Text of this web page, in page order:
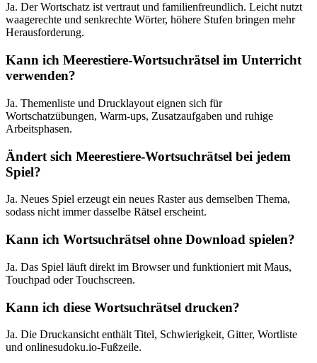
Ja. Der Wortschatz ist vertraut und familienfreundlich. Leicht nutzt
waagerechte und senkrechte Wörter, höhere Stufen bringen mehr
Herausforderung.
Kann ich Meerestiere-Wortsuchrätsel im Unterricht
verwenden?
Ja. Themenliste und Drucklayout eignen sich für
Wortschatzübungen, Warm-ups, Zusatzaufgaben und ruhige
Arbeitsphasen.
Ändert sich Meerestiere-Wortsuchrätsel bei jedem
Spiel?
Ja. Neues Spiel erzeugt ein neues Raster aus demselben Thema,
sodass nicht immer dasselbe Rätsel erscheint.
Kann ich Wortsuchrätsel ohne Download spielen?
Ja. Das Spiel läuft direkt im Browser und funktioniert mit Maus,
Touchpad oder Touchscreen.
Kann ich diese Wortsuchrätsel drucken?
Ja. Die Druckansicht enthält Titel, Schwierigkeit, Gitter, Wortliste
und onlinesudoku.io-Fußzeile.